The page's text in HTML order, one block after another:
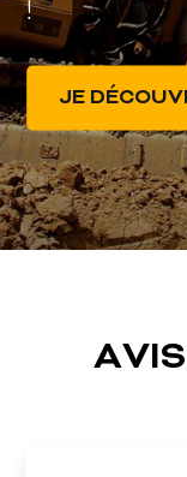
!
JE